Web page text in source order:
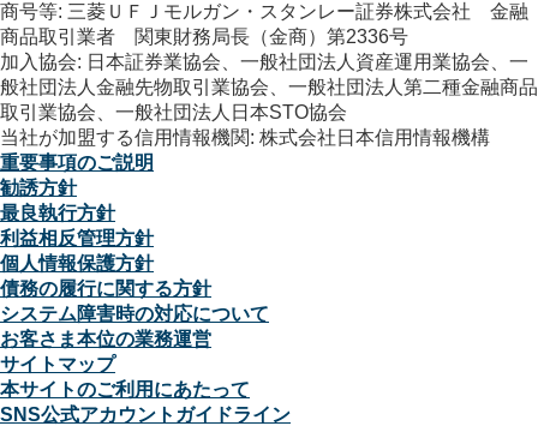
商号等: 三菱ＵＦＪモルガン・スタンレー証券株式会社 金融
商品取引業者 関東財務局長（金商）第2336号
加入協会: 日本証券業協会、一般社団法人資産運用業協会、一
般社団法人金融先物取引業協会、一般社団法人第二種金融商品
取引業協会、一般社団法人日本STO協会
当社が加盟する信用情報機関: 株式会社日本信用情報機構
重要事項のご説明
勧誘方針
最良執行方針
利益相反管理方針
個人情報保護方針
債務の履行に関する方針
システム障害時の対応について
お客さま本位の業務運営
サイトマップ
本サイトのご利用にあたって
SNS公式アカウントガイドライン